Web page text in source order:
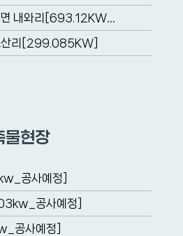
내와리[693.12KW…
산리[299.085KW]
물현장
공사예정]
공사예정]
공사예정]